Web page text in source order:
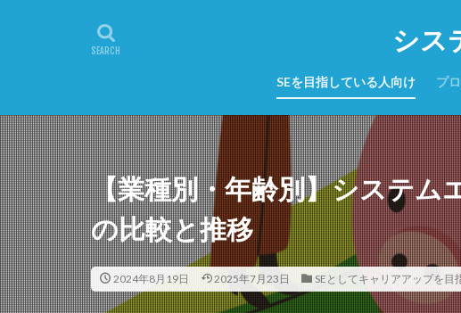
シス
SEを目指している人向け プ
【業種別・年齢別】システム
の比較と推移
2024年8月19日 2025年7月23日 SEとしてキャリアアップを目